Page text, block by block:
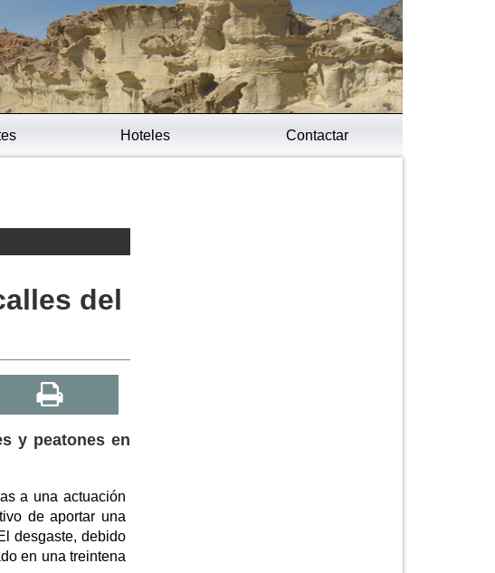
Hoteles Contactar
del
y peatones en
a una actuación
de aportar una
desgaste, debido
en una treintena